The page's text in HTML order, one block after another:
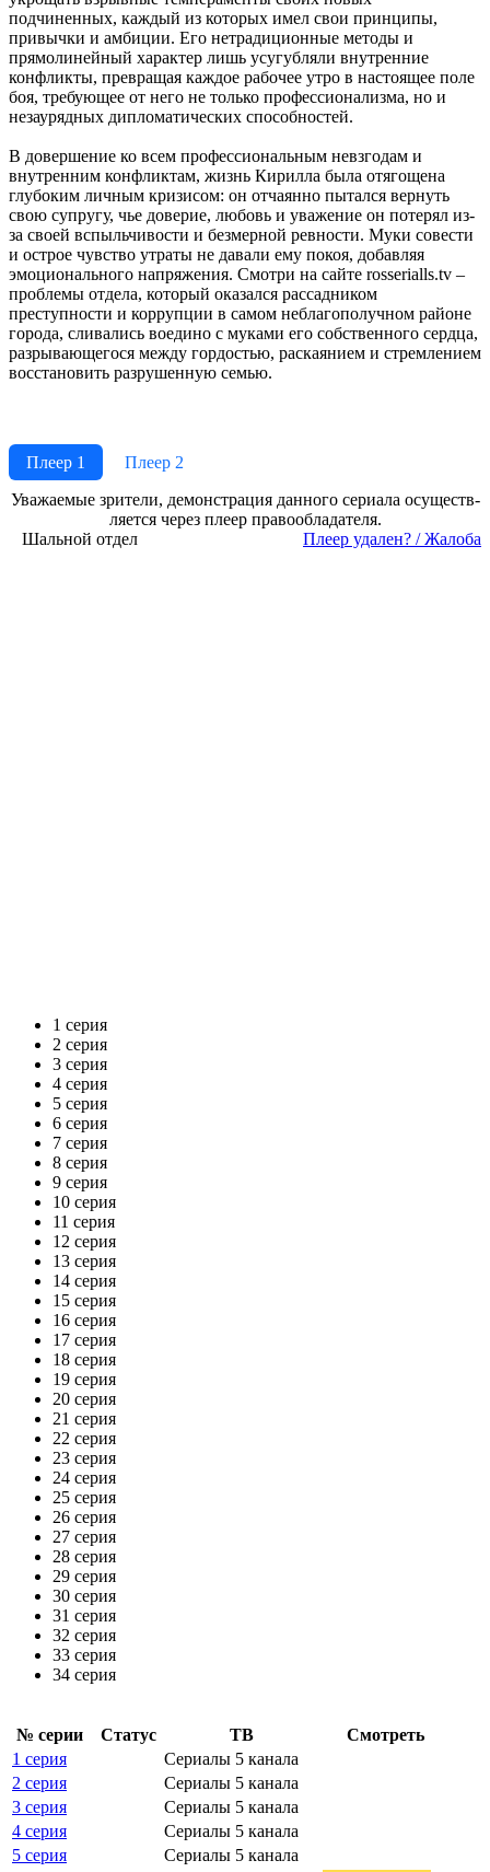
подчиненных, каждый из которых имел свои принципы,
привычки и амбиции. Его нетрадиционные методы и
прямолинейный характер лишь усугубляли внутренние
конфликты, превращая каждое рабочее утро в настоящее поле
боя, требующее от него не только профессионализма, но и
незаурядных дипломатических способностей.
В довершение ко всем профессиональным невзгодам и
внутренним конфликтам, жизнь Кирилла была отягощена
глубоким личным кризисом: он отчаянно пытался вернуть
свою супругу, чье доверие, любовь и уважение он потерял из-
за своей вспыльчивости и безмерной ревности. Муки совести
и острое чувство утраты не давали ему покоя, добавляя
эмоционального напряжения. Смотри на сайте rosserialls.tv –
проблемы отдела, который оказался рассадником
преступности и коррупции в самом неблагополучном районе
города, сливались воедино с муками его собственного сердца,
разрывающегося между гордостью, раскаянием и стремлением
восстановить разрушенную семью.
Плеер 1
Плеер 2
Ува­жае­мые зри­те­ли, де­мон­ст­ра­ция дан­но­го се­риа­ла осу­ще­ст­в­
ля­ет­ся че­рез пле­ер пра­во­об­ла­да­те­ля.
Шальной отдел
Пле­ер уда­лен? / Жа­ло­ба
1 серия
2 серия
3 серия
4 серия
5 серия
6 серия
7 серия
8 серия
9 серия
10 серия
11 серия
12 серия
13 серия
14 серия
15 серия
16 серия
17 серия
18 серия
19 серия
20 серия
21 серия
22 серия
23 серия
24 серия
25 серия
26 серия
27 серия
28 серия
29 серия
30 серия
31 серия
32 серия
33 серия
34 серия
№ се­рии Ста­тус ТВ
Смот­реть
1 серия
Сериалы 5 канала
2 серия
Сериалы 5 канала
3 серия
Сериалы 5 канала
4 серия
Сериалы 5 канала
5 серия
Сериалы 5 канала